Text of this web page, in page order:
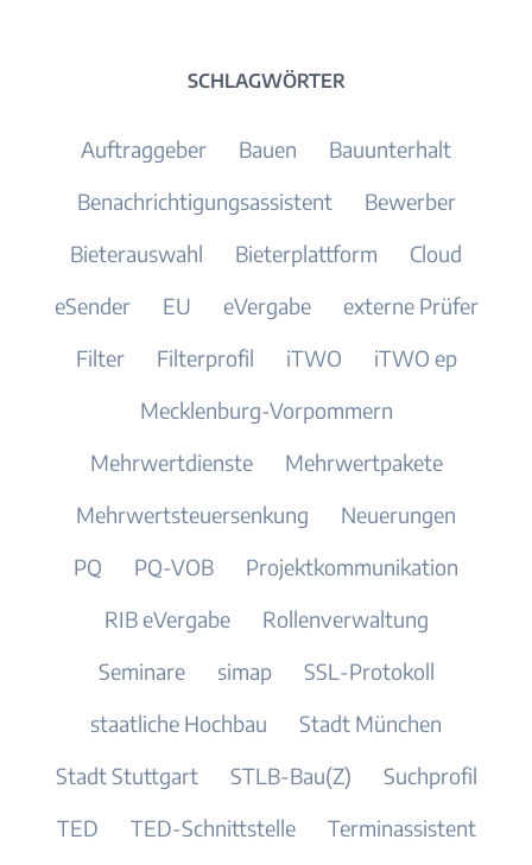
SCHLAGWÖRTER
Auftraggeber Bauen
Bauunterhalt
Benachrichtigungsassistent
Bewerber
Bieterauswahl
Bieterplattform
Cloud
eSender
EU eVergabe
externe Prüfer
Filter
Filterprofil iTWO
iTWO ep
Mecklenburg-Vorpommern
Mehrwertdienste
Mehrwertpakete
Mehrwertsteuersenkung
Neuerungen
PQ
PQ-VOB
Projektkommunikation
RIB eVergabe
Rollenverwaltung
Seminare
simap
SSL-Protokoll
staatliche Hochbau
Stadt München
Stadt Stuttgart
STLB-Bau(Z)
Suchprofil
TED
TED-Schnittstelle Terminassistent